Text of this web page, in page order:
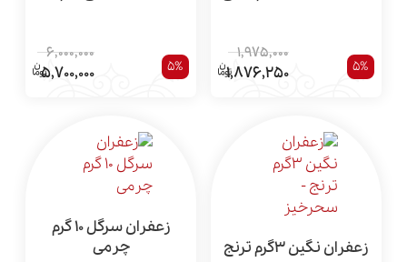
5%
1,975,000
1,876,250
5%
6,000,000
5,700,000
زعفران نگین 3گرم ترنج
زعفران سرگل 10 گرم
چرمی